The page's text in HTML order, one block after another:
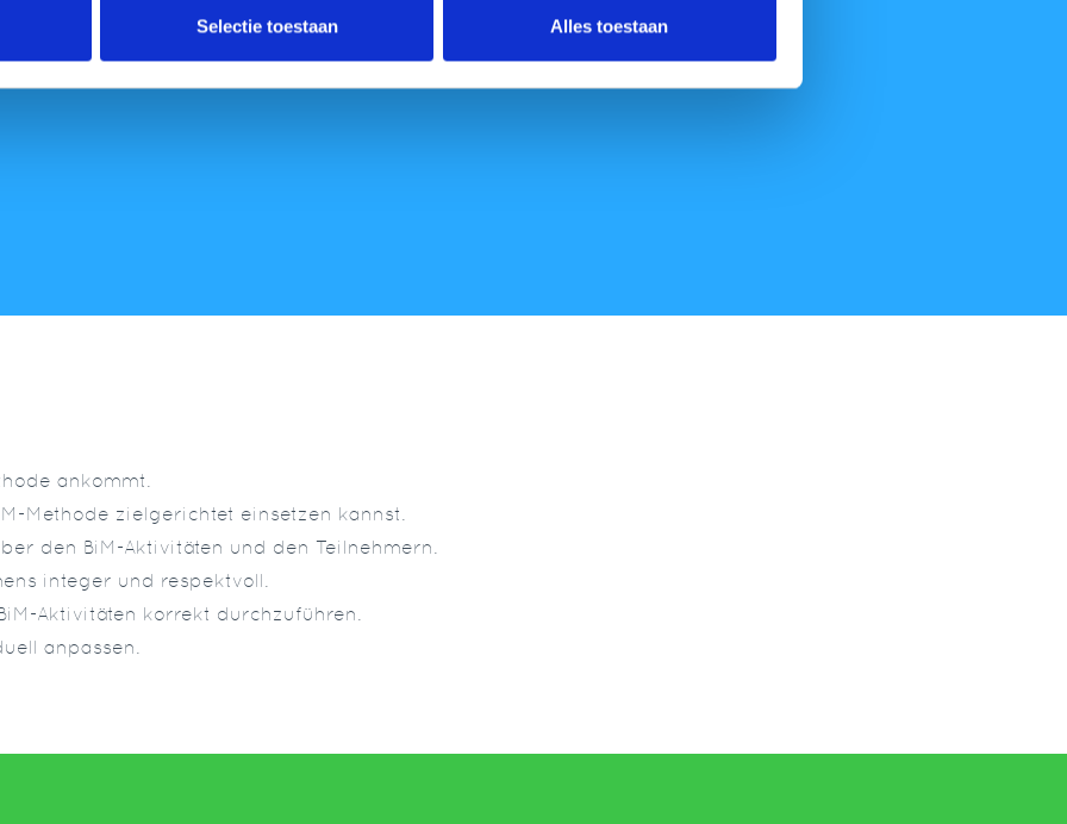
Selectie toestaan Alles toestaan
BiM-Aktivitäten
ankommt.
Methode zielgerichtet einsetzen kannst.
den BiM-Aktivitäten und den Teilnehmern.
integer und respektvoll.
Aktivitäten korrekt durchzuführen.
anpassen.